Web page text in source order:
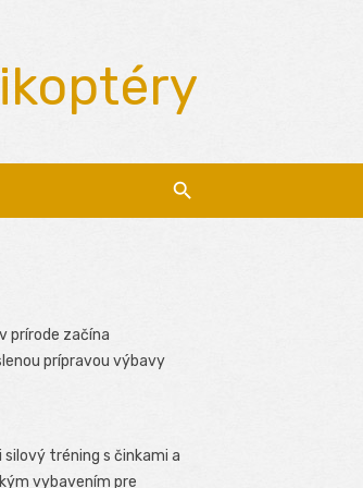
prírode začína
prípravou výbavy
silový tréning s činkami a
vybavením pre